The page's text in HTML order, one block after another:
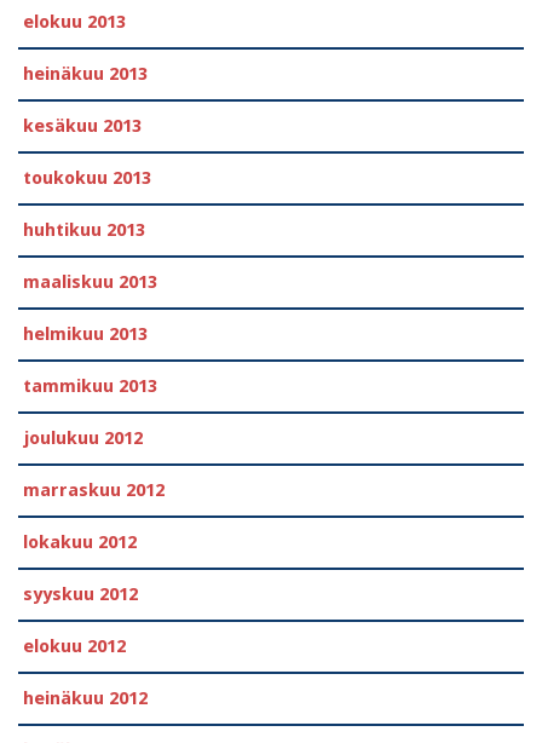
elokuu 2013
heinäkuu 2013
kesäkuu 2013
toukokuu 2013
huhtikuu 2013
maaliskuu 2013
helmikuu 2013
tammikuu 2013
joulukuu 2012
marraskuu 2012
lokakuu 2012
syyskuu 2012
elokuu 2012
heinäkuu 2012